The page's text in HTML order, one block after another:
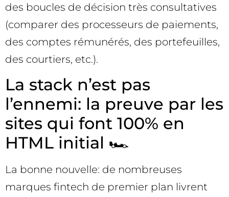
des boucles de décision très consultatives
(comparer des processeurs de paiements,
des comptes rémunérés, des portefeuilles,
des courtiers, etc.).
La stack n’est pas
l’ennemi: la preuve par les
sites qui font 100% en
HTML initial 🏎️
La bonne nouvelle: de nombreuses
marques fintech de premier plan livrent